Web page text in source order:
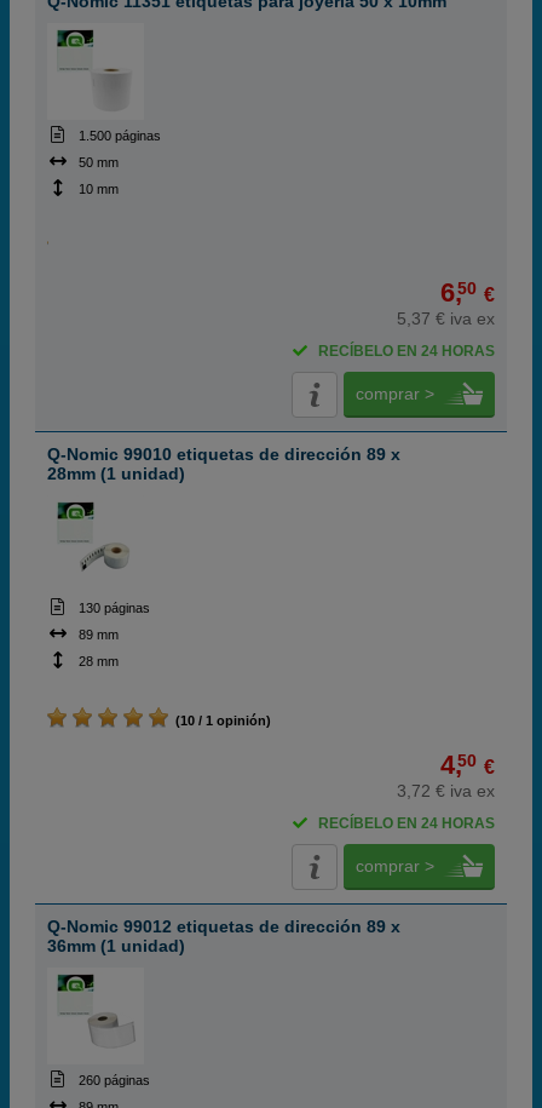
1.500 páginas
50 mm
10 mm
6,50 €
5,37 € iva ex
RECÍBELO EN 24 HORAS
comprar >
Q-Nomic 99010 etiquetas de dirección 89 x
28mm (1 unidad)
130 páginas
89 mm
28 mm
(10 / 1 opinión)
4,50 €
3,72 € iva ex
RECÍBELO EN 24 HORAS
comprar >
Q-Nomic 99012 etiquetas de dirección 89 x
36mm (1 unidad)
260 páginas